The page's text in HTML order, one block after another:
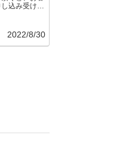
込み受け付
2022/8/30